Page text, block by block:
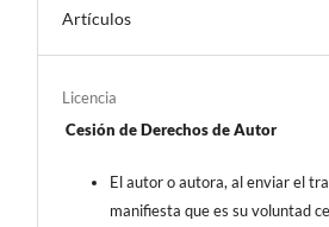
Artículos
Licencia
Cesión de Derechos de Autor
El autor o autora, al enviar el
manifiesta que es su voluntad